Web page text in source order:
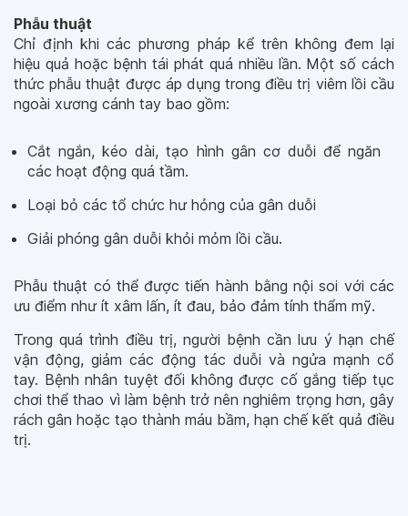
Phẫu thuật
Chỉ định khi các phương pháp kể trên không đem lại
hiệu quả hoặc bệnh tái phát quá nhiều lần. Một số cách
thức phẫu thuật được áp dụng trong điều trị viêm lồi cầu
ngoài xương cánh tay bao gồm:
Cắt ngắn, kéo dài, tạo hình gân cơ duỗi để ngăn
các hoạt động quá tầm.
Loại bỏ các tổ chức hư hỏng của gân duỗi
Giải phóng gân duỗi khỏi mỏm lồi cầu.
Phẫu thuật có thể được tiến hành bằng nội soi với các
ưu điểm như ít xâm lấn, ít đau, bảo đảm tính thẩm mỹ.
Trong quá trình điều trị, người bệnh cần lưu ý hạn chế
vận động, giảm các động tác duỗi và ngửa mạnh cổ
tay. Bệnh nhân tuyệt đối không được cố gắng tiếp tục
chơi thể thao vì làm bệnh trở nên nghiêm trọng hơn, gây
rách gân hoặc tạo thành máu bầm, hạn chế kết quả điều
trị.